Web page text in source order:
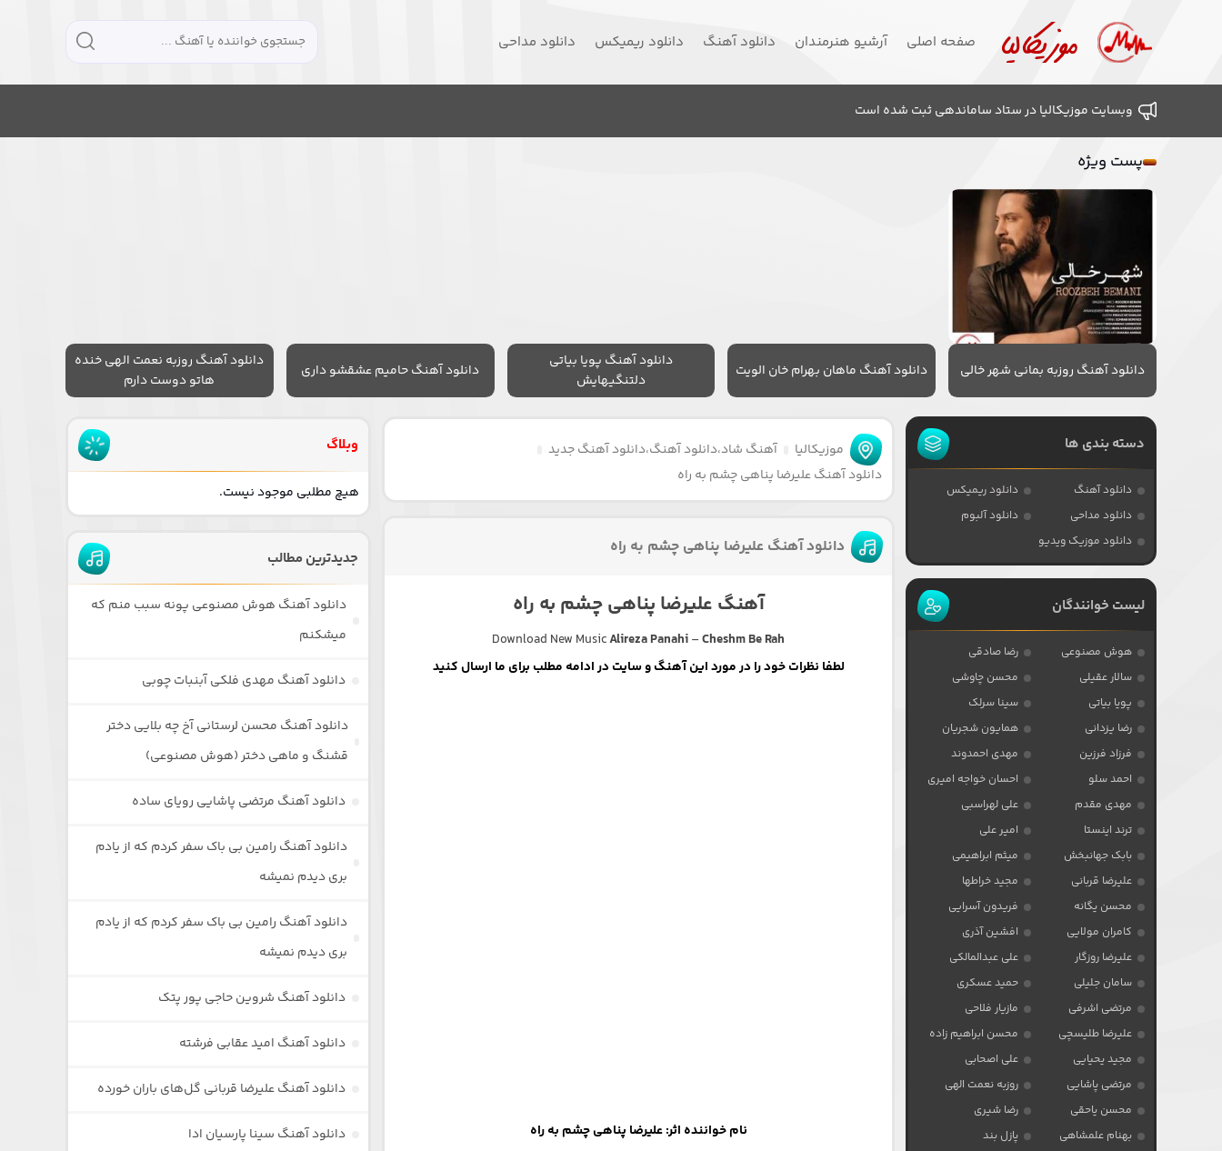
صفحه اصلی آرشیو هنرمندان دانلود آهنگ دانلود ریمیکس دانلود مداحی
وبسایت موزیکالیا در ستاد ساماندهی ثبت شده است
پست ویژه
دانلود آهنگ روزبه بمانی شهر خالی دانلود آهنگ ماهان بهرام خان الویت
دانلود آهنگ پویا بیاتی
دلتنگیهایش
دانلود آهنگ حامیم عشقشو داری
دانلود آهنگ روزبه نعمت الهی خنده
هاتو دوست دارم
موزیکالیا آهنگ شاد،دانلود آهنگ،دانلود آهنگ جدید
دانلود آهنگ علیرضا پناهی چشم به راه
دانلود آهنگ علیرضا پناهی چشم به راه
آهنگ علیرضا پناهی چشم به راه
Download New MusicAlireza Panahi–Cheshm Be Rah
لطفا نظرات خود را در مورد این آهنگ و سایت در ادامه مطلب برای ما ارسال کنید
نام خواننده اثر: علیرضا پناهی چشم به راه
دسته بندی ها
دانلود آهنگ
دانلود ریمیکس
دانلود مداحی
دانلود آلبوم
دانلود موزیک ویدیو
لیست خوانندگان
هوش مصنوعی
رضا صادقی
سالار عقیلی
محسن چاوشی
پویا بیاتی
سینا سرلک
رضا یزدانی
همایون شجریان
فرزاد فرزین
مهدی احمدوند
احمد سلو
احسان خواجه امیری
مهدی مقدم
علی لهراسبی
ترند اینستا
امیر علی
بابک جهانبخش
میثم ابراهیمی
علیرضا قربانی
مجید خراطها
محسن یگانه
فریدون آسرایی
کامران مولایی
افشین آذری
علیرضا روزگار
علی عبدالمالکی
سامان جلیلی
حمید عسکری
مرتضی اشرفی
مازیار فلاحی
علیرضا طلیسچی
محسن ابراهیم زاده
مجید یحیایی
علی اصحابی
مرتضی پاشایی
روزبه نعمت الهی
محسن یاحقی
رضا شیری
بهنام علمشاهی
پازل بند
وبلاگ
هیچ مطلبی موجود نیست.
جدیدترین مطالب
دانلود آهنگ هوش مصنوعی پونه سبب منم که
میشکنم
دانلود آهنگ مهدی فلکی آبنبات چوبی
دانلود آهنگ محسن لرستانی آخ چه بلایی دختر
قشنگ و ماهی دختر (هوش مصنوعی)
دانلود آهنگ مرتضی پاشایی رویای ساده
دانلود آهنگ رامین بی باک سفر کردم که از یادم
بری دیدم نمیشه
دانلود آهنگ رامین بی باک سفر کردم که از یادم
بری دیدم نمیشه
دانلود آهنگ شروین حاجی پور پتک
دانلود آهنگ امید عقابی فرشته
دانلود آهنگ علیرضا قربانی گل‌های باران خورده
دانلود آهنگ سینا پارسیان ادا